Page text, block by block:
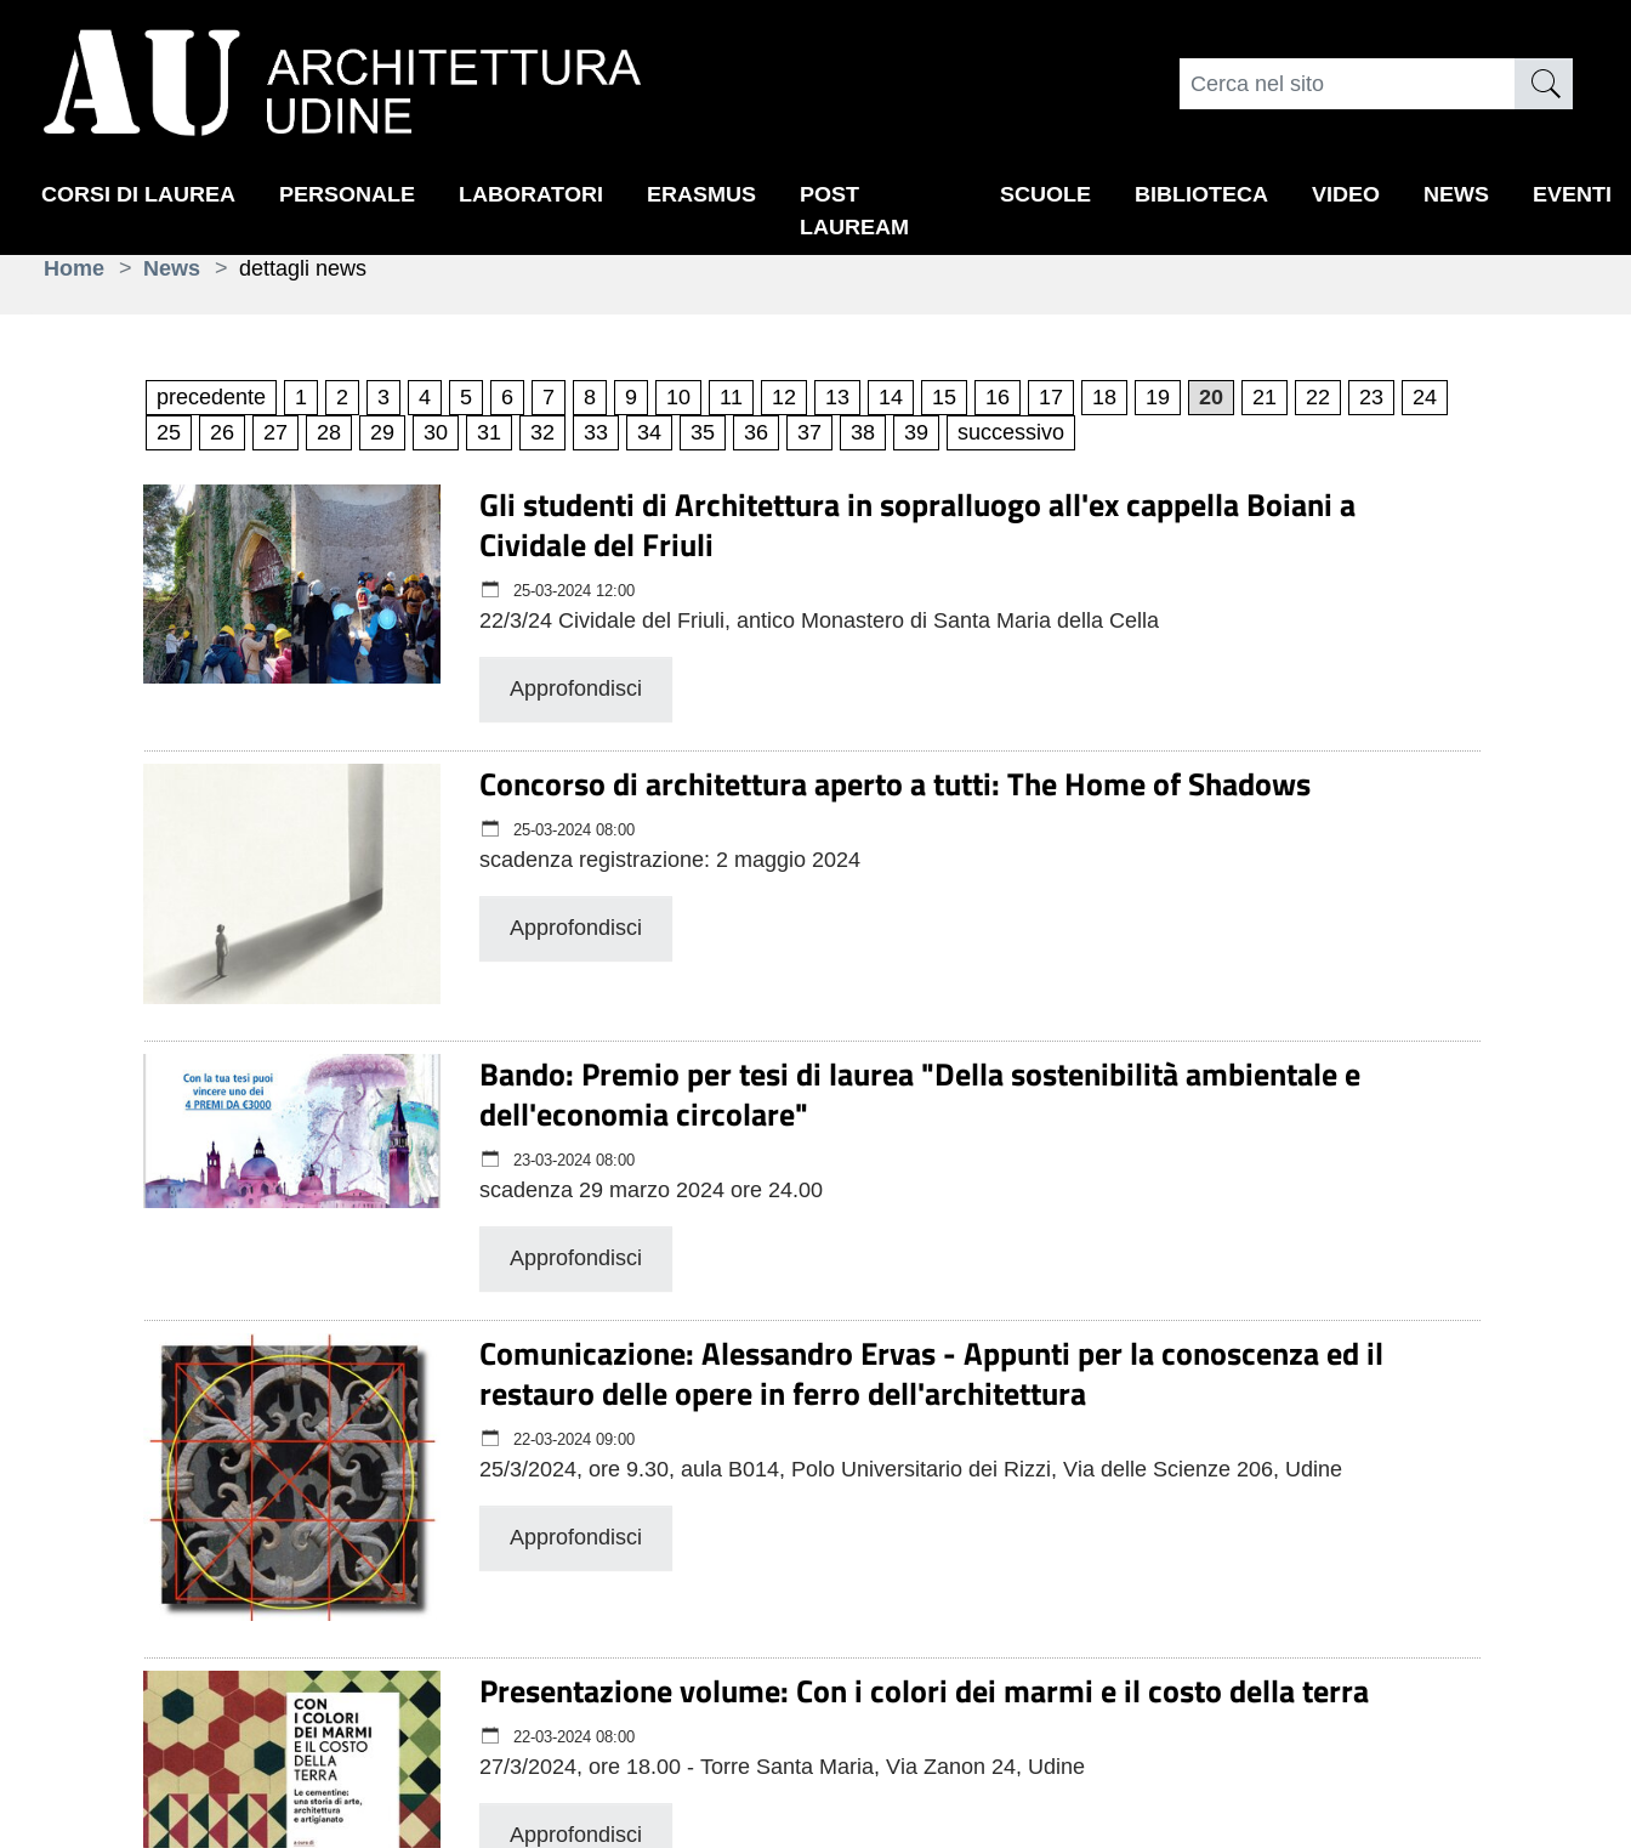
CORSI DI LAUREA PERSONALE LABORATORI ERASMUS
POST
LAUREAM
SCUOLE BIBLIOTECA VIDEO NEWS
EVENTI
Home
News dettagli news
precedente 1 2 3 4 5 6 7 8 9 10 11 12 13 14 15 16 17 18 19 20 21 22 23
24
25
26 27 28 29 30 31 32 33 34 35 36 37 38 39 successivo
Gli studenti di Architettura in sopralluogo all'ex cappella Boiani a
Cividale del Friuli
25-03-2024 12:00
22/3/24 Cividale del Friuli, antico Monastero di Santa Maria della Cella
Approfondisci
Concorso di architettura aperto a tutti: The Home of Shadows
25-03-2024 08:00
scadenza registrazione: 2 maggio 2024
Approfondisci
Bando: Premio per tesi di laurea "Della sostenibilità ambientale e
dell'economia circolare"
23-03-2024 08:00
scadenza 29 marzo 2024 ore 24.00
Approfondisci
Comunicazione: Alessandro Ervas - Appunti per la conoscenza ed il
restauro delle opere in ferro dell'architettura
22-03-2024 09:00
25/3/2024, ore 9.30, aula B014, Polo Universitario dei Rizzi, Via delle Scienze 206, Udine
Approfondisci
Presentazione volume: Con i colori dei marmi e il costo della terra
22-03-2024 08:00
27/3/2024, ore 18.00 - Torre Santa Maria, Via Zanon 24, Udine
Approfondisci